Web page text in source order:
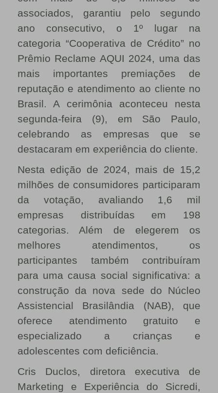
associados, garantiu pelo segundo
ano consecutivo, o 1º lugar na
categoria “Cooperativa de Crédito” no
Prêmio Reclame AQUI 2024, uma das
mais importantes premiações de
reputação e atendimento ao cliente no
Brasil. A cerimônia aconteceu nesta
segunda-feira (9), em São Paulo,
celebrando as empresas que se
destacaram em experiência do cliente.
Nesta edição de 2024, mais de 15,2
milhões de consumidores participaram
da votação, avaliando 1,6 mil
empresas distribuídas em 198
categorias. Além de elegerem os
melhores atendimentos, os
participantes também contribuíram
para uma causa social significativa: a
construção da nova sede do Núcleo
Assistencial Brasilândia (NAB), que
oferece atendimento gratuito e
especializado a crianças e
adolescentes com deficiência.
Cris Duclos, diretora executiva de
Marketing e Experiência do Sicredi,